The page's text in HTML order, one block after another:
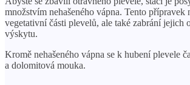
množstvím nehašeného vápna. Tento přípravek
vegetativní části plevelů, ale také zabrání jejich
výskytu.
Kromě nehašeného vápna se k hubení plevele
a dolomitová mouka.